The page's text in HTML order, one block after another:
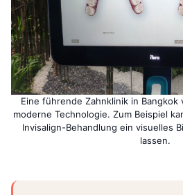
Eine führende Zahnklinik in
moderne Technologie. Zum Beispiel
Invisalign-Behandlung ein visuelles
lassen.